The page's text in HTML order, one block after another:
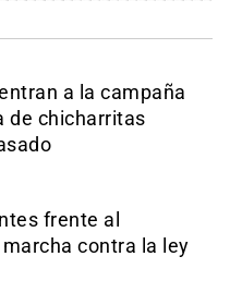
a la campaña
de chicharritas
frente al
contra la ley